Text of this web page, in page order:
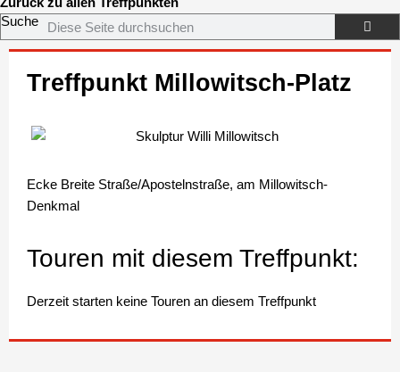
Suche
Treffpunkt Millowitsch-Platz
Ecke Breite Straße/Apostelnstraße, am Millowitsch-
Denkmal
Touren mit diesem Treffpunkt:
Derzeit starten keine Touren an diesem Treffpunkt